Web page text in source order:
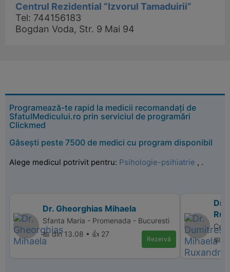
Centrul Rezidential “Izvorul Tamaduirii”
Tel: 744156183
Bogdan Voda, Str. 9 Mai 94
Programează-te rapid la medicii recomandați de
SfatulMedicului.ro prin serviciul de programări
Clickmed
Găsești peste 7500 de medici cu program disponibil
Alege medicul potrivit pentru: Psihologie-psihiatrie , .
Dr. Gheorghias Mihaela
Sfanta Maria - Promenada - Bucuresti
📅 din 13.08 • 👍 27
Rezervă
Dr.
📅